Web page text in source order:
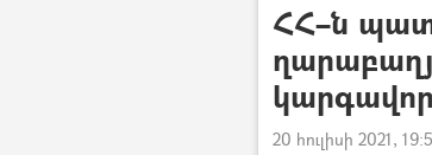
ՀՀ–ն
20 հուլիսի 2021,